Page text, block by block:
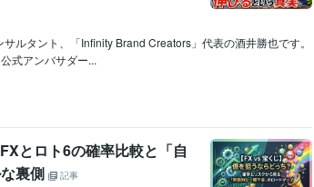
ルタント、「Infinity Brand Creators」代表の酒井勝也です。
式アンバサダー...
とロト6の確率比較と「自
裏側
記事